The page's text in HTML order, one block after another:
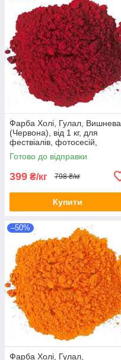
Фарба Холі, Гулал, Вишнева
(Червона), від 1 кг, для
фествіалів, фотосесій,
дитячих свят, Фарби холі
Готово до відправки
399 ₴/кг 798 ₴/кг
Купити
–50%
Фарба Холі, Гулал,